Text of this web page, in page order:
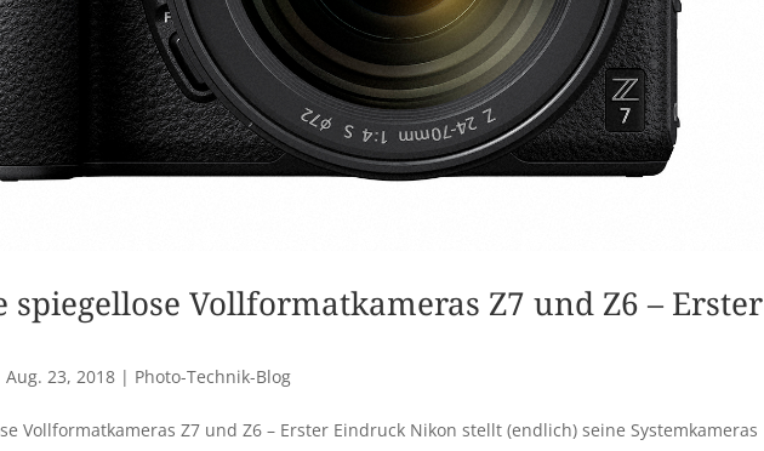
spiegellose Vollformatkameras Z7 und Z6 – Erster
Aug. 23, 2018 | Photo-Technik-Blog
Vollformatkameras Z7 und Z6 – Erster Eindruck Nikon stellt (endlich) seine Systemkameras